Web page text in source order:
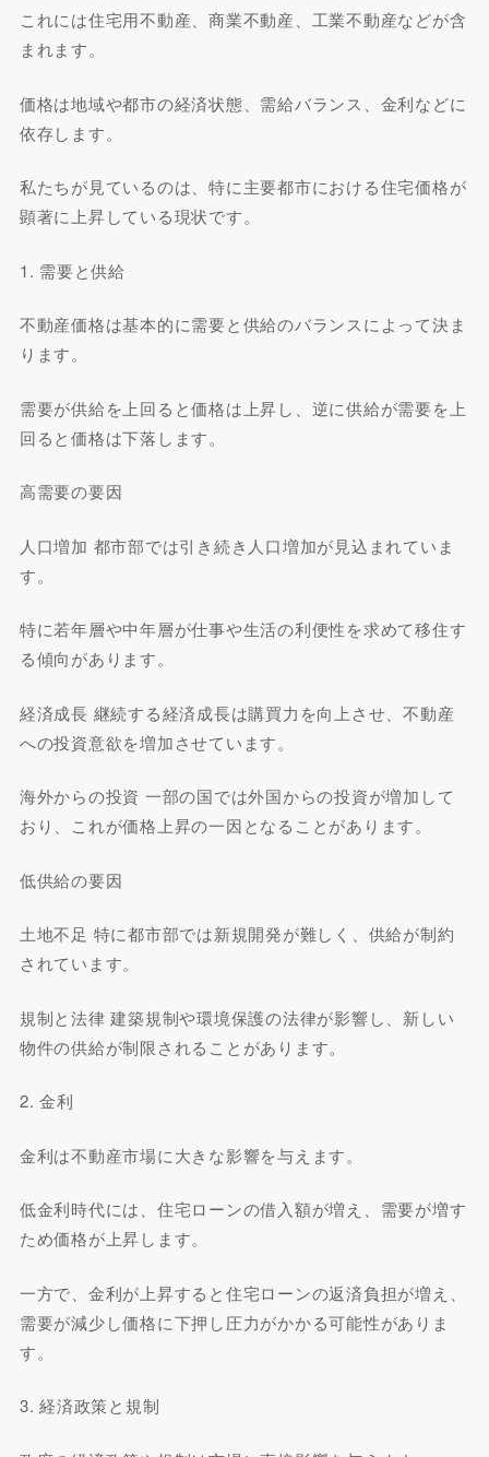
これには住宅用不動産、商業不動産、工業不動産などが含
まれます。
価格は地域や都市の経済状態、需給バランス、金利などに
依存します。
私たちが見ているのは、特に主要都市における住宅価格が
顕著に上昇している現状です。
1. 需要と供給
不動産価格は基本的に需要と供給のバランスによって決ま
ります。
需要が供給を上回ると価格は上昇し、逆に供給が需要を上
回ると価格は下落します。
高需要の要因
人口増加 都市部では引き続き人口増加が見込まれていま
す。
特に若年層や中年層が仕事や生活の利便性を求めて移住す
る傾向があります。
経済成長 継続する経済成長は購買力を向上させ、不動産
への投資意欲を増加させています。
海外からの投資 一部の国では外国からの投資が増加して
おり、これが価格上昇の一因となることがあります。
低供給の要因
土地不足 特に都市部では新規開発が難しく、供給が制約
されています。
規制と法律 建築規制や環境保護の法律が影響し、新しい
物件の供給が制限されることがあります。
2. 金利
金利は不動産市場に大きな影響を与えます。
低金利時代には、住宅ローンの借入額が増え、需要が増す
ため価格が上昇します。
一方で、金利が上昇すると住宅ローンの返済負担が増え、
需要が減少し価格に下押し圧力がかかる可能性がありま
す。
3. 経済政策と規制